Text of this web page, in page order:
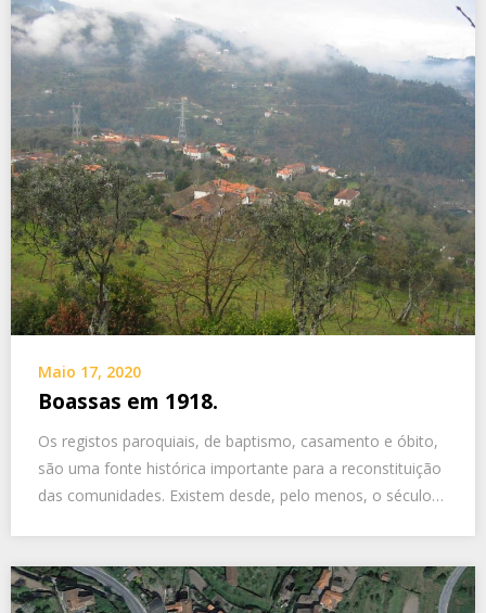
Maio 17, 2020
Boassas em 1918.
Os registos paroquiais, de baptismo, casamento e óbito,
são uma fonte histórica importante para a reconstituição
das comunidades. Existem desde, pelo menos, o século…